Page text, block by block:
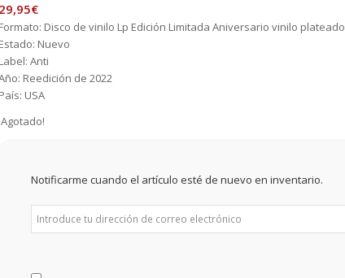
29,95€
Formato: Disco de vinilo Lp Edición Limitada Aniversario vinilo plateado
Estado: Nuevo
Label: Anti
Reedición de 2022
País: USA
¡Agotado!
Notificarme cuando el artículo esté de nuevo en inventario.